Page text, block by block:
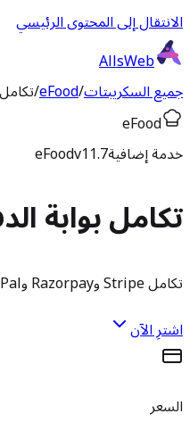
الانتقال إلى المحتوى الرئيسي
AllsWeb
جميع السكريبتات/
eFood
/
eFood
خدمة إضافية
eFoodv11.7
تكامل بوابة
تكامل Stripe وRazorpay وPayPal والبوابات الإقليمية مع webhooks واستردادات صحيحة.
اشترِ الآن
السعر